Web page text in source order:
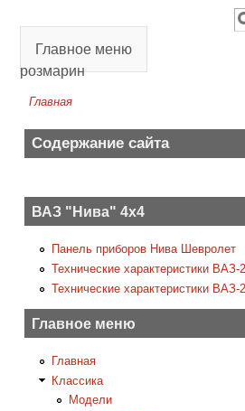
Главное меню
розмарин
Главная
Содержание сайта
ВАЗ "Нива" 4х4
Панель приборов Нива Шевролет
Технические характеристики ВАЗ-
Технические характеристики ВАЗ-
Главное меню
Главная
Классика
Модели